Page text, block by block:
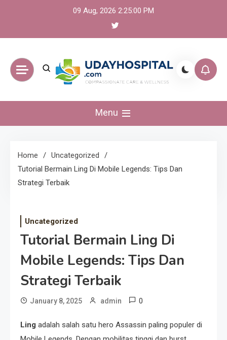
09 Aug, 2026 2:25:00 PM
UdayHospital:
Berita, olahraga,
gaming Akurat dan
Menu
Home
Uncategorized
Tutorial Bermain Ling Di Mobile Legends: Tips Dan
Strategi Terbaik
Uncategorized
Tutorial Bermain Ling Di
Mobile Legends: Tips Dan
Strategi Terbaik
January 8, 2025 admin 0
Ling adalah salah satu hero Assassin paling populer di